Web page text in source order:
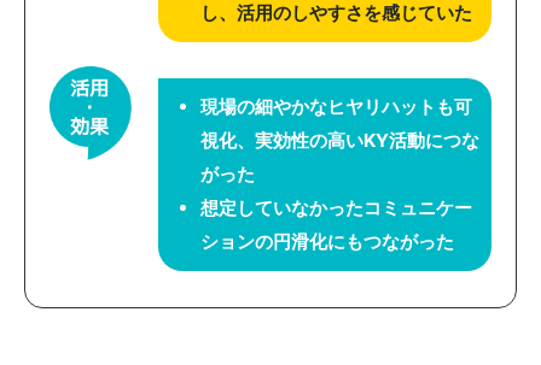
し、活用のしやすさを感じていた
活用
・
効果
現場の細やかなヒヤリハットも可
視化、実効性の高いKY活動につな
がった
想定していなかったコミュニケー
ションの円滑化にもつながった